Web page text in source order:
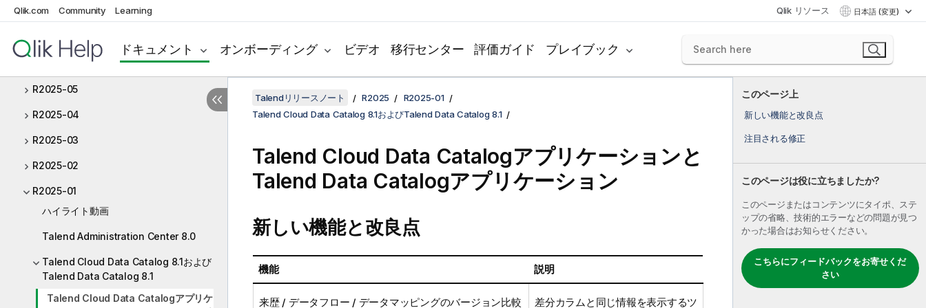
Qlik.com Community Learning Qlik リソース 日本語 (変更)
ドキュメント オンボーディング ビデオ 移行センター 評価ガイド プレイブック
R2025-08
R2025-07
R2025-05
R2025-04
R2025-03
R2025-02
R2025-01
ハイライト動画
Talend Administration Center 8.0
Talend Cloud Data Catalog 8.1および
Talend Data Catalog 8.1
Talend Cloud Data Catalogアプリケ
このページ上
新しい機能と改良点
注目される修正
このページは役に立ちましたか?
このページまたはコンテンツにタイポ、ステ
ップの省略、技術的エラーなどの問題が見つ
かった場合はお知らせください。
こちらにフィードバックをお寄せくだ
さい
Talendリリースノート R2025
R2025-01
Talend Cloud Data Catalog 8.1およびTalend Data Catalog 8.1
Talend Cloud Data Catalogアプリケーションと
Talend Data Catalogアプリケーション
新しい機能と改良点
機能 説明
来歴 / データフロー / データマッピングのバージョン比較 差分カラムと同じ情報を表示するツ